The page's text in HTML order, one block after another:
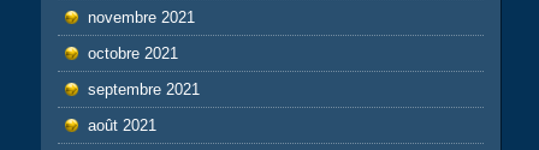
novembre 2021
octobre 2021
septembre 2021
août 2021